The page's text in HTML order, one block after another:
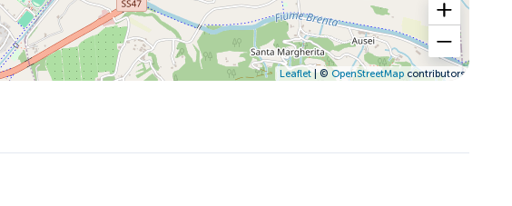
Leaflet| © OpenStreetMapcontributors